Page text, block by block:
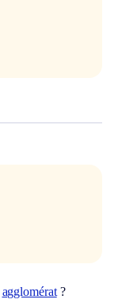
agglomérat?